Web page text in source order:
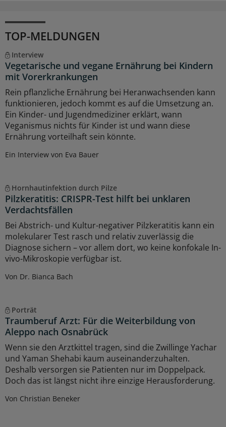
TOP-MELDUNGEN
Interview
Vegetarische und vegane Ernährung bei Kindern
mit Vorerkrankungen
Rein pflanzliche Ernährung bei Heranwachsenden kann
funktionieren, jedoch kommt es auf die Umsetzung an.
Ein Kinder- und Jugendmediziner erklärt, wann
Veganismus nichts für Kinder ist und wann diese
Ernährung vorteilhaft sein könnte.
Ein Interview von Eva Bauer
Hornhautinfektion durch Pilze
Pilzkeratitis: CRISPR-Test hilft bei unklaren
Verdachtsfällen
Bei Abstrich- und Kultur-negativer Pilzkeratitis kann ein
molekularer Test rasch und relativ zuverlässig die
Diagnose sichern – vor allem dort, wo keine konfokale In-
vivo-Mikroskopie verfügbar ist.
Von Dr. Bianca Bach
Porträt
Traumberuf Arzt: Für die Weiterbildung von
Aleppo nach Osnabrück
Wenn sie den Arztkittel tragen, sind die Zwillinge Yachar
und Yaman Shehabi kaum auseinanderzuhalten.
Deshalb versorgen sie Patienten nur im Doppelpack.
Doch das ist längst nicht ihre einzige Herausforderung.
Von Christian Beneker